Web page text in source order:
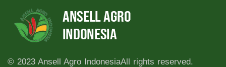
© 2023 Ansell Agro IndonesiaAll rights reserved.